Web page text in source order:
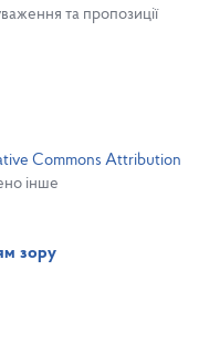
та пропозиції
Commons Attribution
інше
зору